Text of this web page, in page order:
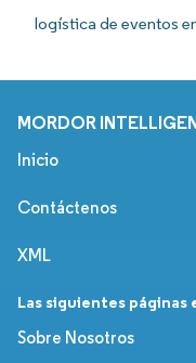
logística de eventos
MORDOR
Inicio
Contáctenos
XML
Las siguientes
Sobre Nosotros